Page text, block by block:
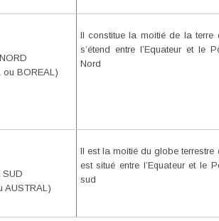
ou BOREAL)
Il constitue la moitié de la terre
s’étend entre l’Equateur et le
Nord
SUD
AUSTRAL)
Il est la moitié du globe terrestre
est situé entre l’Equateur et le
sud